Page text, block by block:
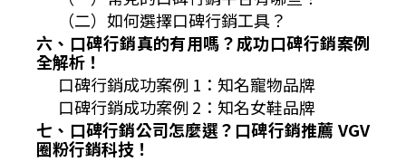
（二）如何選擇口碑行銷工具？
六、口碑行銷真的有用嗎？成功口碑行銷案例
全解析！
口碑行銷成功案例 1：知名寵物品牌
口碑行銷成功案例 2：知名女鞋品牌
七、口碑行銷公司怎麼選？口碑行銷推薦 VGV
圈粉行銷科技！